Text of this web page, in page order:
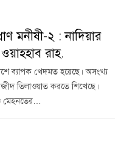
মনীষী-২ : নাদিয়ার
রাহ.
ব্যাপক খেদমত হয়েছে। অসংখ্য
তিলাওয়াত করতে শিখেছে।
মেহনতের…